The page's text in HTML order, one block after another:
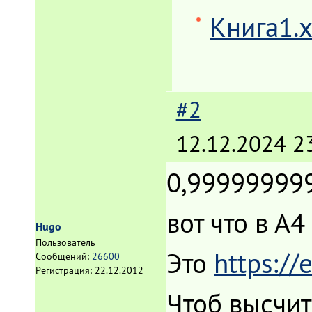
Hugo
Пользователь
Сообщений: 26600
Регистрация: 22.12.2012
#2
12.12.2024
вот что в А4
Это https://
Чтоб